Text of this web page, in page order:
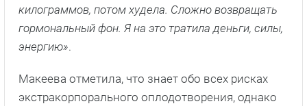
килограммов, потом худела. Сложно возвращать
гормональный фон. Я на это тратила деньги, силы,
энергию».
Макеева отметила, что знает обо всех рисках
экстракорпорального оплодотворения, однако